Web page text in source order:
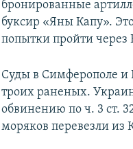
бронированные
буксир «Яны Капу».
попытки пройти через
Суды в Симферополе и
троих раненых.
обвинению по ч. 3 ст.
моряков перевезли из